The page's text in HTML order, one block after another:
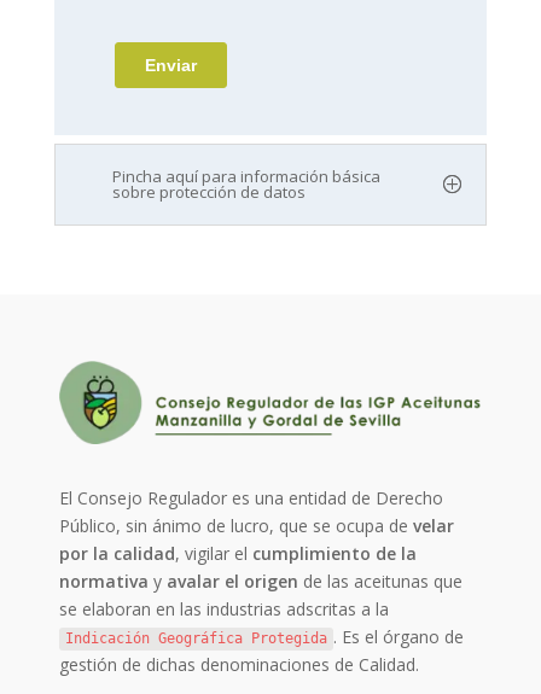
Pincha aquí para información básica
sobre protección de datos
El Consejo Regulador es una entidad de Derecho
Público, sin ánimo de lucro, que se ocupa develar
por la calidad, vigilar el cumplimiento de la
normativa y avalar el origen de las aceitunas que
se elaboran en las industrias adscritas a la
Indicación Geográfica Protegida . Es el órgano de
gestión de dichas denominaciones de Calidad.